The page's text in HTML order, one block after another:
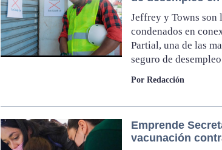
Jeffrey y Towns son
condenados en
Partial, una de las
seguro de
Por Redacción
Emprende
vacunación